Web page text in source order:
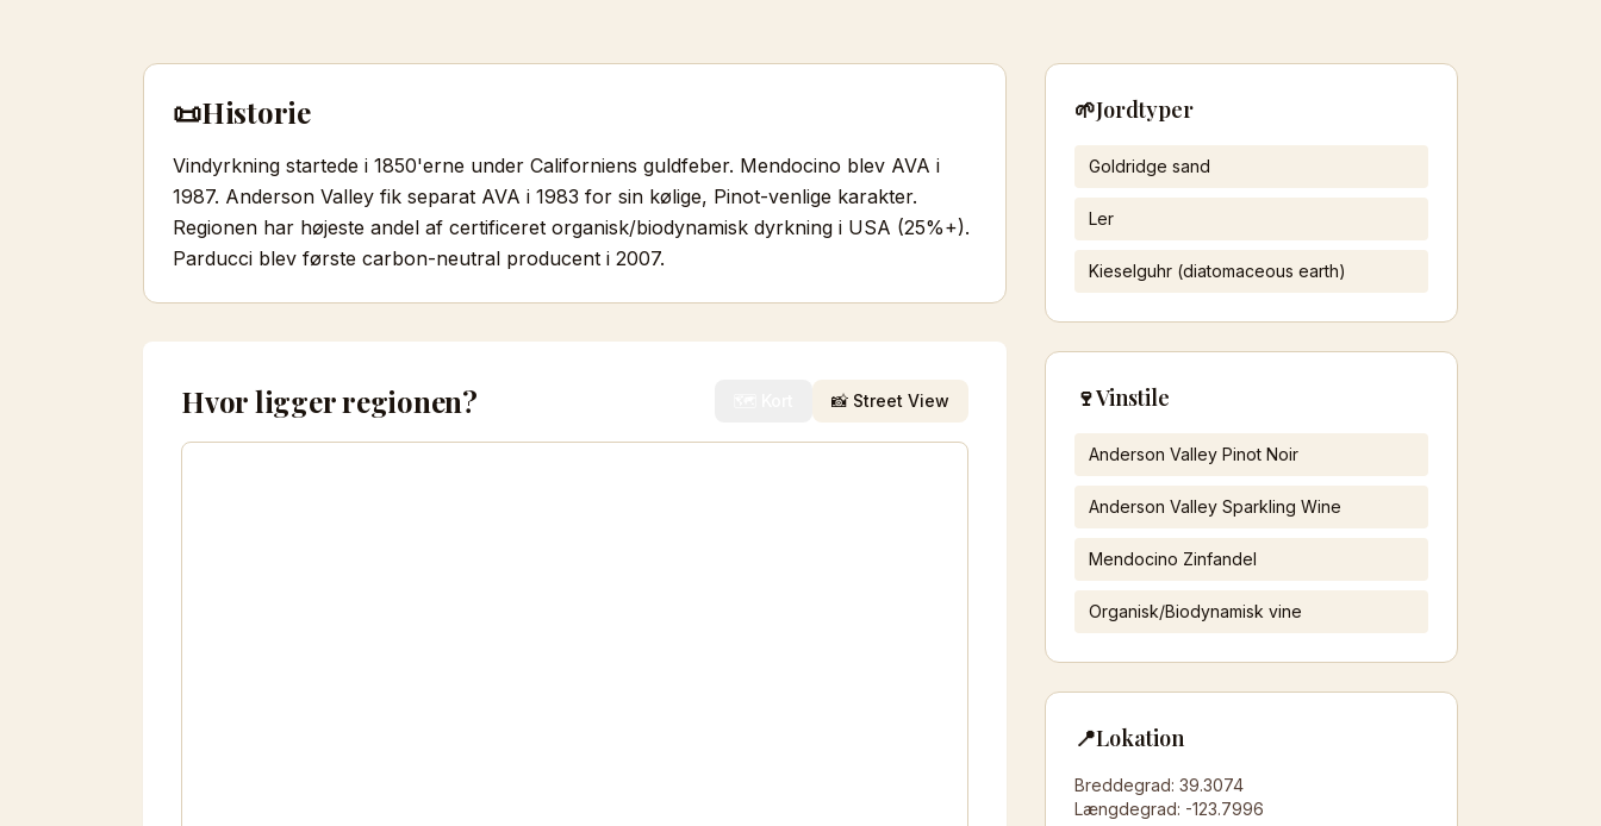
📜Historie
Vindyrkning startede i 1850'erne under Californiens guldfeber. Mendocino blev AVA i
1987. Anderson Valley fik separat AVA i 1983 for sin kølige, Pinot-venlige karakter.
Regionen har højeste andel af certificeret organisk/biodynamisk dyrkning i USA (25%+).
Parducci blev første carbon-neutral producent i 2007.
Hvor ligger regionen? 📸 Street View
🌱Jordtyper
Goldridge sand
Ler
Kieselguhr (diatomaceous earth)
🍷Vinstile
Anderson Valley Pinot Noir
Anderson Valley Sparkling Wine
Mendocino Zinfandel
Organisk/Biodynamisk vine
📍Lokation
Breddegrad:39.3074
Længdegrad: -123.7996